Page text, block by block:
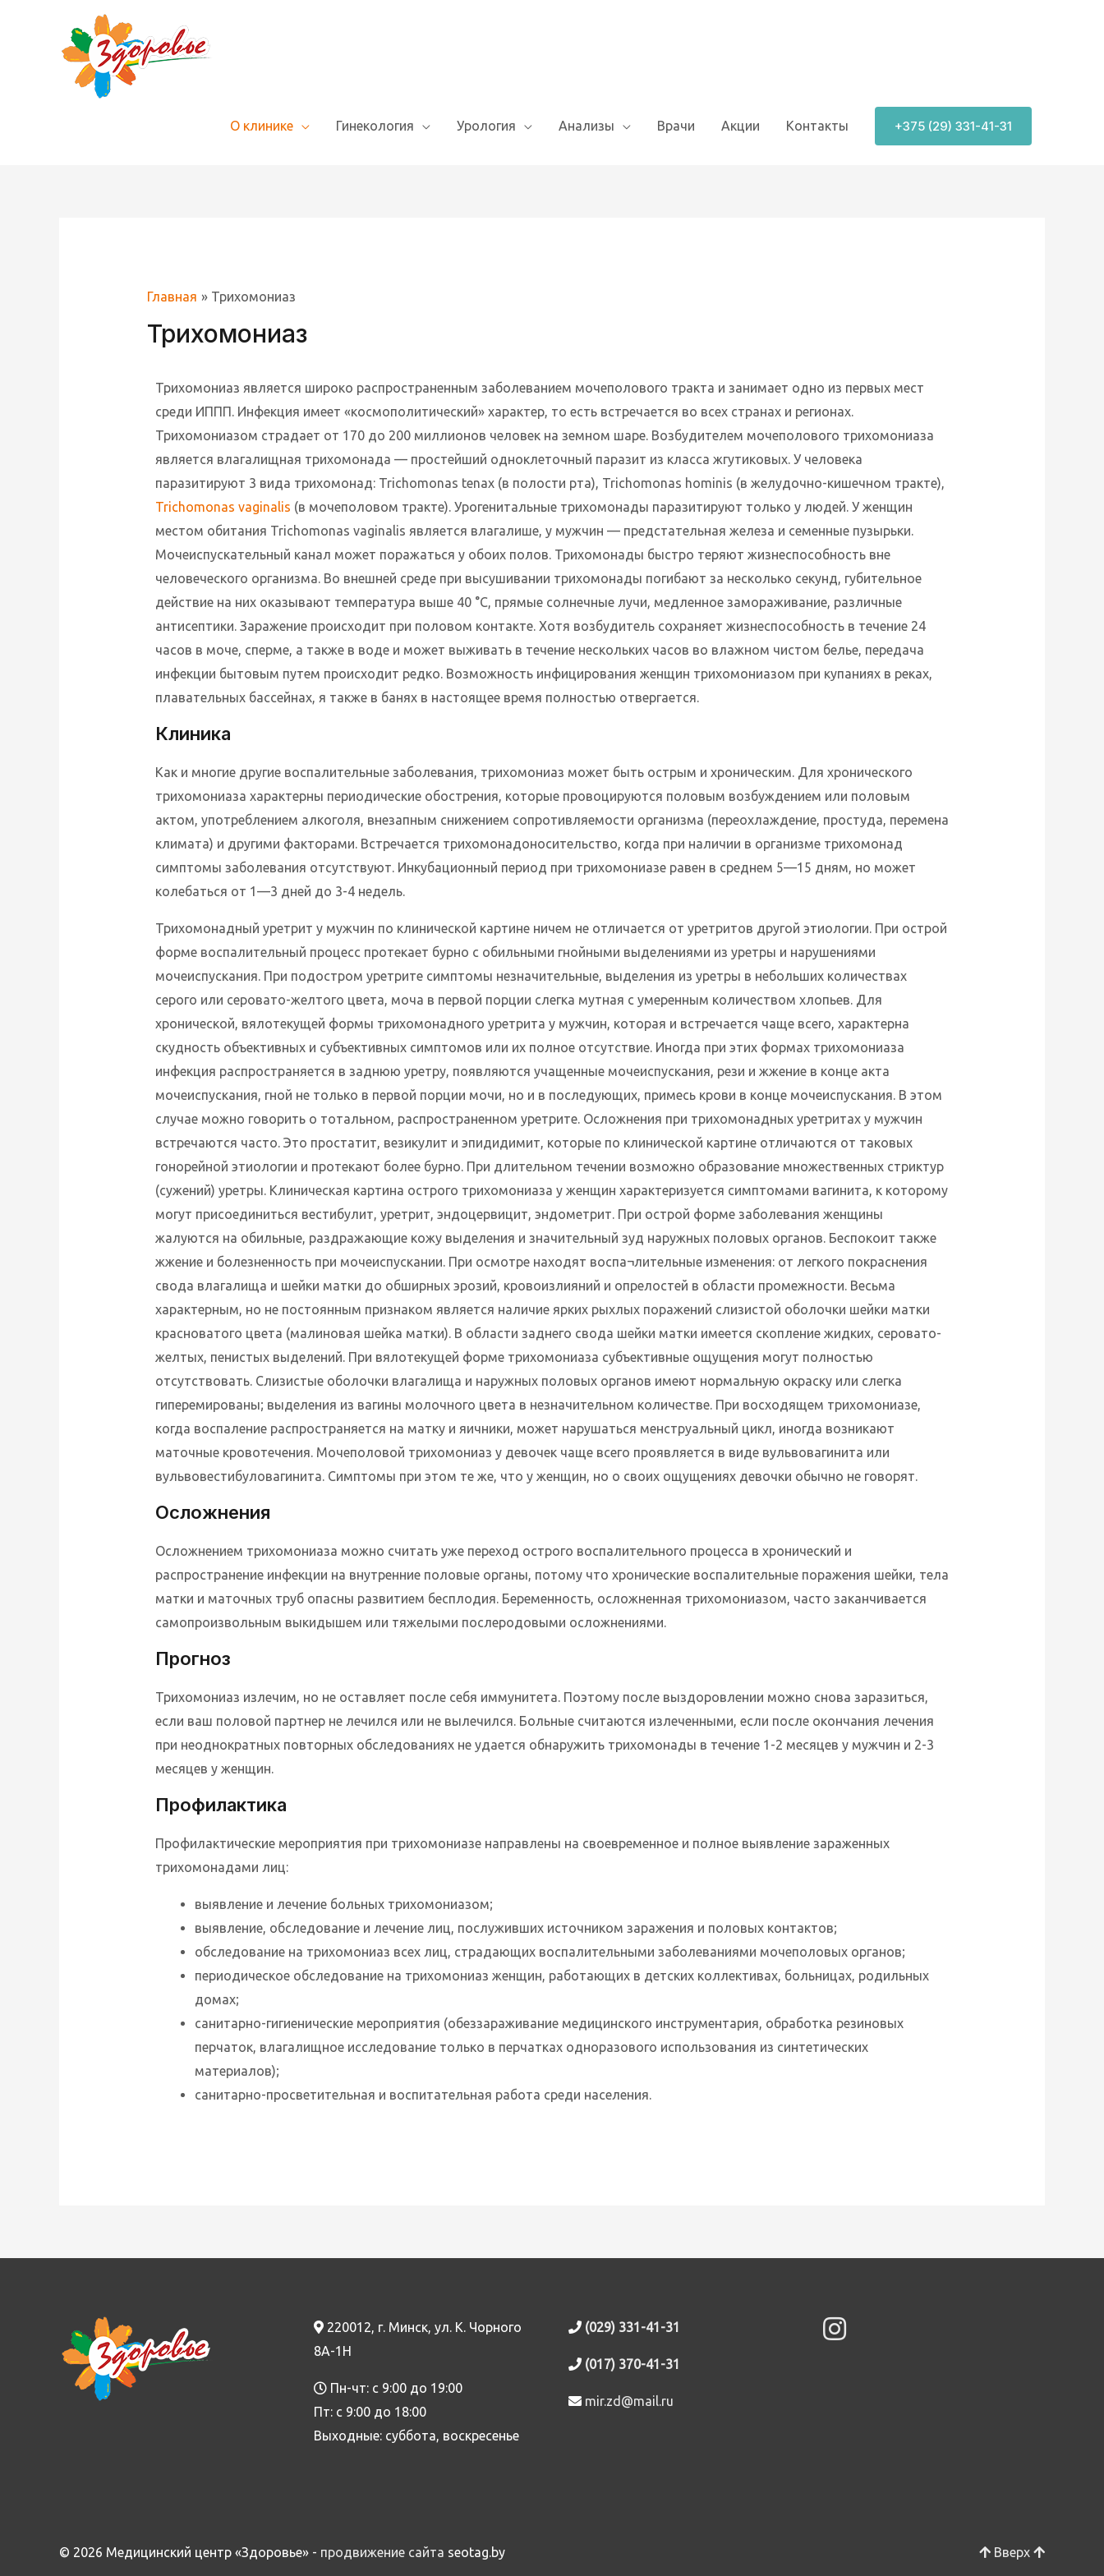
О клинике Гинекология Урология Анализы Врачи Акции Контакты +375 (29) 331-41-31
Главная Трихомониаз
Трихомониаз
Трихомониаз является широко распространенным заболеванием мочеполового тракта и занимает одно из первых мест
среди ИППП. Инфекция имеет «космополитический» характер, то есть встречается во всех странах и регионах.
Трихомониазом страдает от 170 до 200 миллионов человек на земном шаре. Возбудителем мочеполового трихомониаза
является влагалищная трихомонада — простейший одноклеточный паразит из класса жгутиковых. У человека
паразитируют 3 вида трихомонад: Trichomonas tenax (в полости рта), Trichomonas hominis (в желудочно-кишечном тракте),
Trichomonas vaginalis (в мочеполовом тракте). Урогенитальные трихомонады паразитируют только у людей. У женщин
местом обитания Trichomonas vaginalis является влагалише, у мужчин — предстательная железа и семенные пузырьки.
Мочеиспускательный канал может поражаться у обоих полов. Трихомонады быстро теряют жизнеспособность вне
человеческого организма. Во внешней среде при высушивании трихомонады погибают за несколько секунд, губительное
действие на них оказывают температура выше 40 °С, прямые солнечные лучи, медленное замораживание, различные
антисептики. Заражение происходит при половом контакте. Хотя возбудитель сохраняет жизнеспособность в течение 24
часов в моче, сперме, а также в воде и может выживать в течение нескольких часов во влажном чистом белье, передача
инфекции бытовым путем происходит редко. Возможность инфицирования женщин трихомониазом при купаниях в реках,
плавательных бассейнах, я также в банях в настоящее время полностью отвергается.
Клиника
Как и многие другие воспалительные заболевания, трихомониаз может быть острым и хроническим. Для хронического
трихомониаза характерны периодические обострения, которые провоцируются половым возбуждением или половым
актом, употреблением алкоголя, внезапным снижением сопротивляемости организма (переохлаждение, простуда, перемена
климата) и другими факторами. Встречается трихомонадоносительство, когда при наличии в организме трихомонад
симптомы заболевания отсутствуют. Инкубационный период при трихомониазе равен в среднем 5—15 дням, но может
колебаться от 1—3 дней до 3-4 недель.
Трихомонадный уретрит у мужчин по клинической картине ничем не отличается от уретритов другой этиологии. При острой
форме воспалительный процесс протекает бурно с обильными гнойными выделениями из уретры и нарушениями
мочеиспускания. При подостром уретрите симптомы незначительные, выделения из уретры в небольших количествах
серого или серовато-желтого цвета, моча в первой порции слегка мутная с умеренным количеством хлопьев. Для
хронической, вялотекущей формы трихомонадного уретрита у мужчин, которая и встречается чаще всего, характерна
скудность объективных и субъективных симптомов или их полное отсутствие. Иногда при этих формах трихомониаза
инфекция распространяется в заднюю уретру, появляются учащенные мочеиспускания, рези и жжение в конце акта
мочеиспускания, гной не только в первой порции мочи, но и в последующих, примесь крови в конце мочеиспускания. В этом
случае можно говорить о тотальном, распространенном уретрите. Осложнения при трихомонадных уретритах у мужчин
встречаются часто. Это простатит, везикулит и эпидидимит, которые по клинической картине отличаются от таковых
гонорейной этиологии и протекают более бурно. При длительном течении возможно образование множественных стриктур
(сужений) уретры. Клиническая картина острого трихомониаза у женщин характеризуется симптомами вагинита, к которому
могут присоединиться вестибулит, уретрит, эндоцервицит, эндометрит. При острой форме заболевания женщины
жалуются на обильные, раздражающие кожу выделения и значительный зуд наружных половых органов. Беспокоит также
жжение и болезненность при мочеиспускании. При осмотре находят воспа¬лительные изменения: от легкого покраснения
свода влагалища и шейки матки до обширных эрозий, кровоизлияний и опрелостей в области промежности. Весьма
характерным, но не постоянным признаком является наличие ярких рыхлых поражений слизистой оболочки шейки матки
красноватого цвета (малиновая шейка матки). В области заднего свода шейки матки имеется скопление жидких, серовато-
желтых, пенистых выделений. При вялотекущей форме трихомониаза субъективные ощущения могут полностью
отсутствовать. Слизистые оболочки влагалища и наружных половых органов имеют нормальную окраску или слегка
гиперемированы; выделения из вагины молочного цвета в незначительном количестве. При восходящем трихомониазе,
когда воспаление распространяется на матку и яичники, может нарушаться менструальный цикл, иногда возникают
маточные кровотечения. Мочеполовой трихомониаз у девочек чаще всего проявляется в виде вульвовагинита или
вульвовестибуловагинита. Симптомы при этом те же, что у женщин, но о своих ощущениях девочки обычно не говорят.
Осложнения
Осложнением трихомониаза можно считать уже переход острого воспалительного процесса в хронический и
распространение инфекции на внутренние половые органы, потому что хронические воспалительные поражения шейки, тела
матки и маточных труб опасны развитием бесплодия. Беременность, осложненная трихомониазом, часто заканчивается
самопроизвольным выкидышем или тяжелыми послеродовыми осложнениями.
Прогноз
Трихомониаз излечим, но не оставляет после себя иммунитета. Поэтому после выздоровлении можно снова заразиться,
если ваш половой партнер не лечился или не вылечился. Больные считаются излеченными, если после окончания лечения
при неоднократных повторных обследованиях не удается обнаружить трихомонады в течение 1-2 месяцев у мужчин и 2-3
месяцев у женщин.
Профилактика
Профилактические мероприятия при трихомониазе направлены на своевременное и полное выявление зараженных
трихомонадами лиц:
выявление и лечение больных трихомониазом;
выявление, обследование и лечение лиц, послуживших источником заражения и половых контактов;
обследование на трихомониаз всех лиц, страдающих воспалительными заболеваниями мочеполовых органов;
периодическое обследование на трихомониаз женщин, работающих в детских коллективах, больницах, родильных
домах;
санитарно-гигиенические мероприятия (обеззараживание медицинского инструментария, обработка резиновых
перчаток, влагалищное исследование только в перчатках одноразового использования из синтетических
материалов);
санитарно-просветительная и воспитательная работа среди населения.
220012, г. Минск, ул. К. Чорного
8А-1Н
Пн-чт: с 9:00 до 19:00
Пт: с 9:00 до 18:00
Выходные: суббота, воскресенье
(029) 331-41-31
(017) 370-41-31
mir.zd@mail.ru
© 2026 Медицинский центр «Здоровье» - продвижение сайта seotag.by Вверх